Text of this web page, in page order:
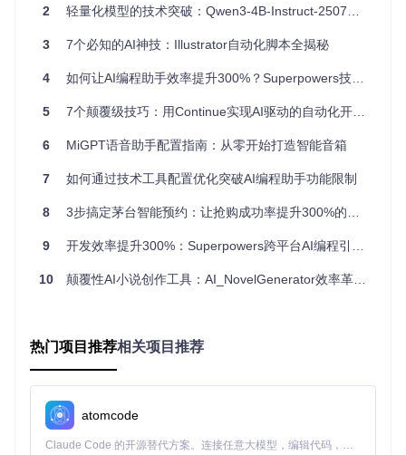
提供符合项目风格的重构建议
# 一键重构命令示例
openc refactor --pattern
"callback hell" --replace
的编程效率场景
自动化重复任务：释放开发者创造力
开发过程中30%的时间都花在重复操作上：格式化代码、生成
创造性工作：
测试用例生成：基于函数逻辑创建单元测试
💡提示：使用openc auto命令启动自动化工作流，可节省4
0%的重复性工作时间
你遇到过哪些编程痛点？是复杂代码难以理解，还是重复性工
作占用太多时间？在评论区分享你的经历，看看OpenCode能
2 轻量化模型的技术突破：Qwen3-4B-Instruct-2507如何重新定义AI应用边界
3 7个必知的AI神技：Illustrator自动化脚本全揭秘
4 如何让AI编程助手效率提升300%？Superpowers技能库深度实践指南
5 7个颠覆级技巧：用Continue实现AI驱动的自动化开发流程
6 MiGPT语音助手配置指南：从零开始打造智能音箱
7 如何通过技术工具配置优化突破AI编程助手功能限制
8 3步搞定茅台智能预约：让抢购成功率提升300%的黑科技工具
9 开发效率提升300%：Superpowers跨平台AI编程引擎深度解析
10 颠覆性AI小说创作工具：AI_NovelGenerator效率革命，让长篇创作不再卡壳
热门项目推荐相关项目推荐
atomcode
Claude Code 的开源替代方案。连接任意大模型，编辑代码，运行命令，自动验证 — 全自动执行。用 Rust 构建，极致性能。 ｜ An open-source alternative to Claude Code. Connect any LLM, edit code, run commands, and verify changes — autonomously. Built in Rust for speed. Get Started